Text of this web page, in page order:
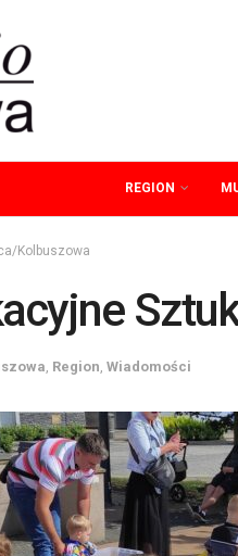
REGION
Kolbuszowa
Region Wiadomości